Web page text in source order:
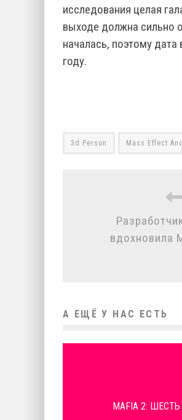
исследования целая
выходе должна сильно
началась, поэтому
году.
3d Person Mass Effect
вдохновила
А ЕЩЁ У НАС ЕСТЬ
MAFIA 2: